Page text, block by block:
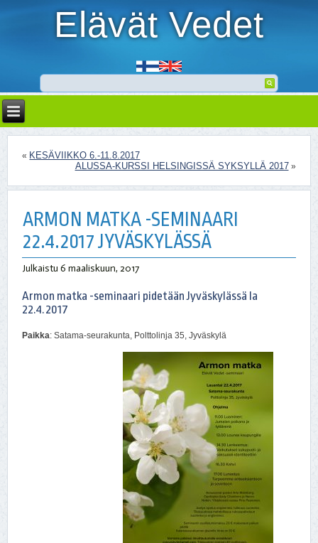
Elävät Vedet
« KESÄVIIKKO 6.-11.8.2017
ALUSSA-KURSSI HELSINGISSÄ SYKSYLLÄ 2017»
ARMON MATKA -SEMINAARI
22.4.2017 JYVÄSKYLÄSSÄ
Julkaistu6 maaliskuun, 2017
Armon matka -seminaari pidetään Jyväskylässä la
22.4.2017
Paikka: Satama-seurakunta, Polttolinja 35, Jyväskylä